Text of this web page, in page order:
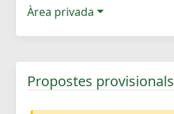
Àrea privada
Propostes provisionals